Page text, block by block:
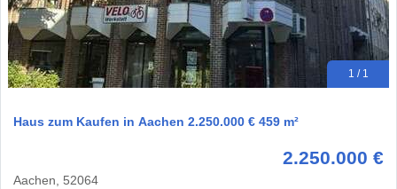
1 / 1
Haus zum Kaufen in Aachen 2.250.000 € 459 m²
2.250.000 €
Aachen, 52064